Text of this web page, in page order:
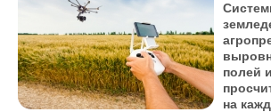
полей
на